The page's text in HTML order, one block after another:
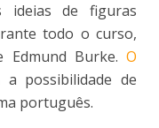
ideias de figuras
todo o curso,
Edmund Burke. O
possibilidade de
português.